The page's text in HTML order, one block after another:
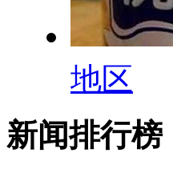
地区
新闻排行榜